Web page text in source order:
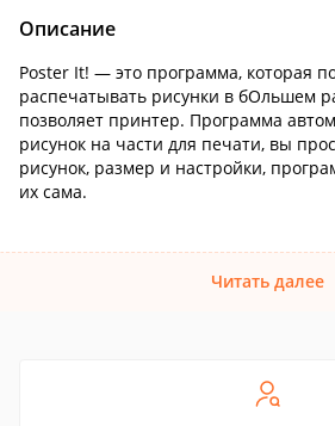
Описание
Poster It! — это программа, которая
распечатывать рисунки в бОльшем
позволяет принтер. Программа
рисунок на части для печати, вы
рисунок, размер и настройки,
их сама.
Читать далее